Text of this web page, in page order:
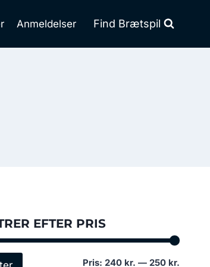
Anmeldelser Find Brætspil
EFTER PRIS
Pris: 240 kr. — 250 kr.